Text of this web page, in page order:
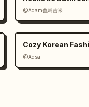
@Adam也叫吉米
Cozy Korean
@Aqsa